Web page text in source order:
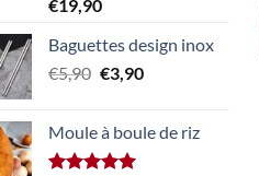
sur 5
€19,90
Baguettes design inox
€5,90 Le
était :
€5,90.
€3,90Le
est :
Moule à boule de riz